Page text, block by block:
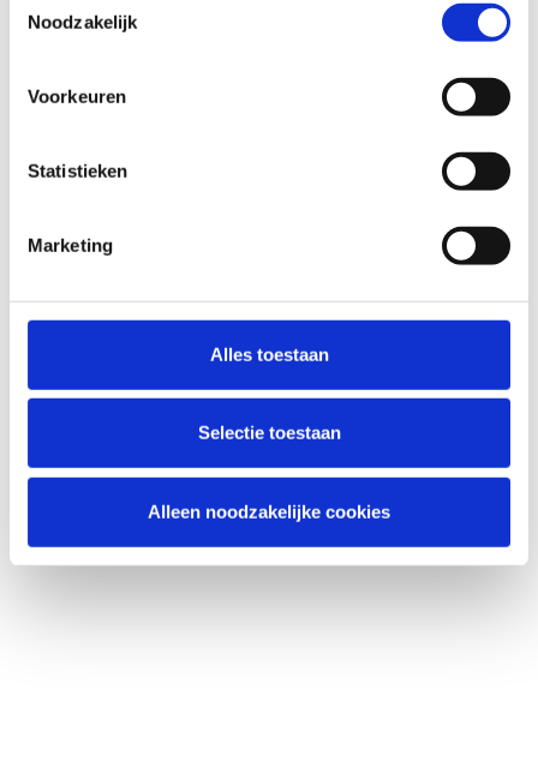
Noodzakelijk
Voorkeuren
Statistieken
Marketing
Alles toestaan
Selectie toestaan
Alleen noodzakelijke cookies